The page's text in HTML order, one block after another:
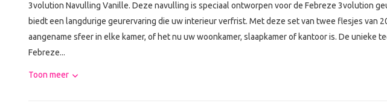
3volution Navulling Vanille. Deze navulling is speciaal ontworpen voor de Febreze 3volution
biedt een langdurige geurervaring die uw interieur verfrist. Met deze set van twee flesjes van
aangename sfeer in elke kamer, of het nu uw woonkamer, slaapkamer of kantoor is. De unieke
Febreze...
Toon meer